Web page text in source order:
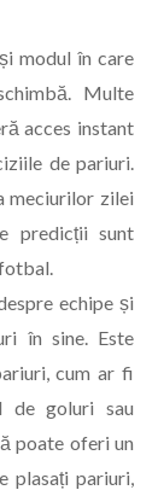
modul în care
Multe
acces instant
de pariuri.
meciurilor zilei
predicții sunt
echipe și
în sine. Este
cum ar fi
de goluri sau
poate oferi un
plasați pariuri,